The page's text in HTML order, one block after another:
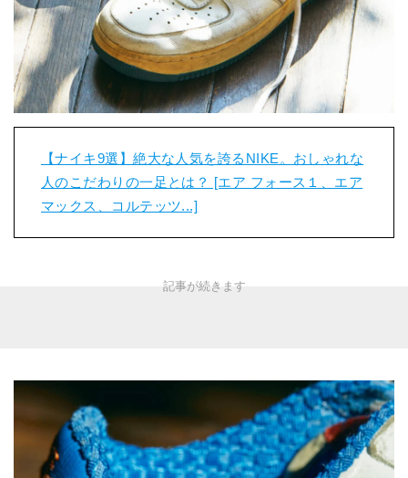
【ナイキ9選】絶大な人気を誇るNIKE。おしゃれな
人のこだわりの一足とは？ [エア フォース１、エア
マックス、コルテッツ...]